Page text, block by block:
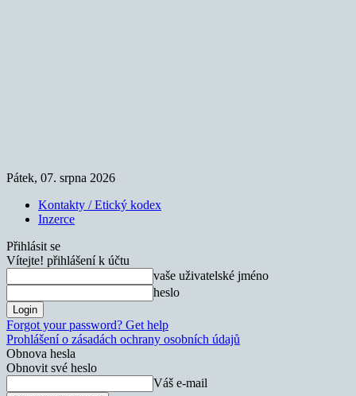
Pátek, 07. srpna 2026
Kontakty / Etický kodex
Inzerce
Přihlásit se
Vítejte! přihlášení k účtu
vaše uživatelské jméno
heslo
Forgot your password? Get help
Prohlášení o zásadách ochrany osobních údajů
Obnova hesla
Obnovit své heslo
Váš e-mail